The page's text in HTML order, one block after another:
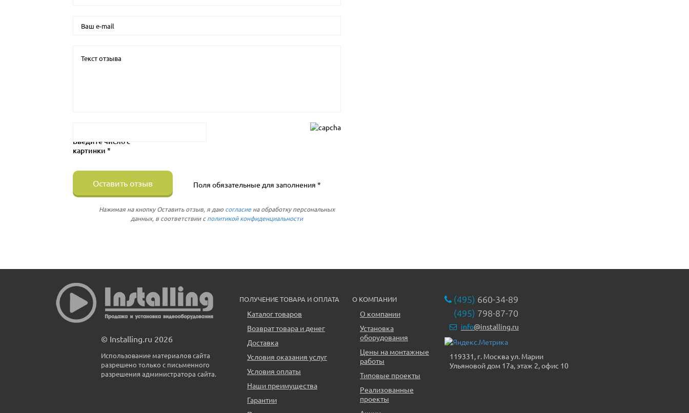
Введите число с
картинки *
Оставить отзыв Поля обязательные для заполнения *
Нажимая на кнопку Оставить отзыв, я даю согласие на обработку персональных
данных, в соответствии сполитикой конфиденциальности
© Installing.ru 2026
Использование материалов сайта
разрешено только с письменного
разрешения администратора сайта.
ПОЛУЧЕНИЕ ТОВАРА И ОПЛАТА
Каталог товаров
Возврат товара и денег
Доставка
Условия оказания услуг
Условия оплаты
Наши преимущества
Гарантии
О КОМПАНИИ
О компании
Установка
оборудования
Цены на монтажные
работы
Типовые проекты
Реализованные
проекты
(495) 660-34-89
(495) 798-87-70
info@installing.ru
119331, г. Москва ул. Марии
Ульяновой дом 17а, этаж 2, офис 10